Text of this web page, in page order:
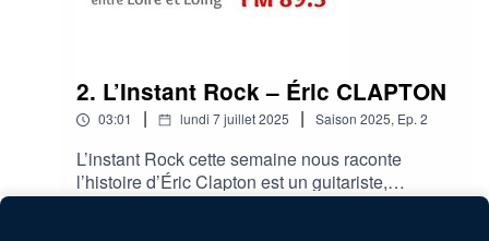
2. L’Instant Rock – Éric CLAPTON
03:01 | lundi 7 juillet 2025 | Saison 2025, Ep. 2
L’instant Rock cette semaine nous raconte
l’histoire d’Éric Clapton est un guitariste,
chanteur et auteur-compositeur britannique